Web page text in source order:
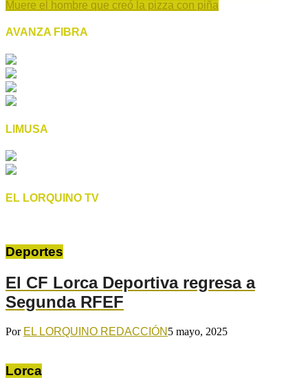
Muere el hombre que creó la pizza con piña
AVANZA FIBRA
LIMUSA
EL LORQUINO TV
Deportes
El CF Lorca Deportiva regresa a
Segunda RFEF
Por EL LORQUINO REDACCIÓN 5 mayo, 2025
Lorca